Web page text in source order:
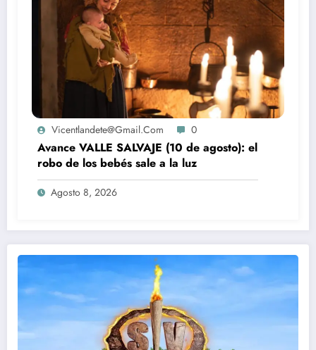
Vicentlandete@gmail.com 0
Avance VALLE SALVAJE (10 de agosto): el
robo de los bebés sale a la luz
Agosto 8, 2026